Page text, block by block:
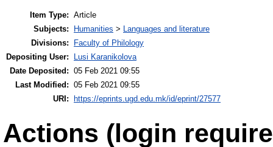
Item Type: Article
Subjects:
Humanities > Languages and literature
Divisions:
Faculty of Philology
Depositing User:
Lusi Karanikolova
Date Deposited: 05 Feb 2021 09:55
Last Modified: 05 Feb 2021 09:55
URI:
https://eprints.ugd.edu.mk/id/eprint/27577
Actions (login